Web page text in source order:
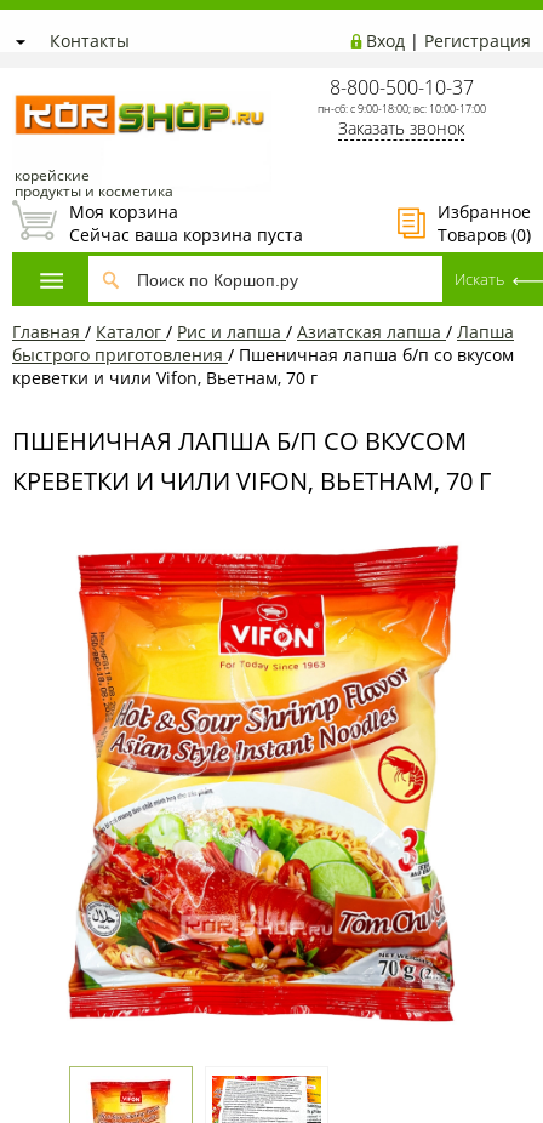
Контакты Вход | Регистрация
корейские
продукты и косметика
8-800-500-10-37
пн-сб: с 9:00-18:00; вс: 10:00-17:00
Заказать звонок
Избранное
Товаров (0)
Моя корзина
Сейчас ваша корзина пуста
Главная / Каталог / Рис и лапша / Азиатская лапша / Лапша
быстрого приготовления / Пшеничная лапша б/п со вкусом
креветки и чили Vifon, Вьетнам, 70 г
ПШЕНИЧНАЯ ЛАПША Б/П СО ВКУСОМ
КРЕВЕТКИ И ЧИЛИ VIFON, ВЬЕТНАМ, 70 Г